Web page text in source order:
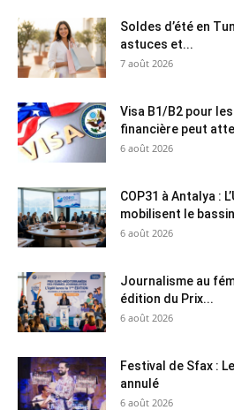
Soldes d’été en
astuces et...
7 août 2026
Visa B1/B2 pour
financière peut
6 août 2026
COP31 à Antalya :
mobilisent le
6 août 2026
Journalisme au
édition du Prix...
6 août 2026
Festival de Sfax :
annulé
6 août 2026